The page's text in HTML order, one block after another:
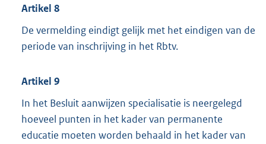
Artikel 8
De vermelding eindigt gelijk met het eindigen van de
periode van inschrijving in het Rbtv.
Artikel 9
In het Besluit aanwijzen specialisatie is neergelegd
hoeveel punten in het kader van permanente
educatie moeten worden behaald in het kader van